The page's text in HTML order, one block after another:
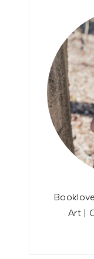
Art |